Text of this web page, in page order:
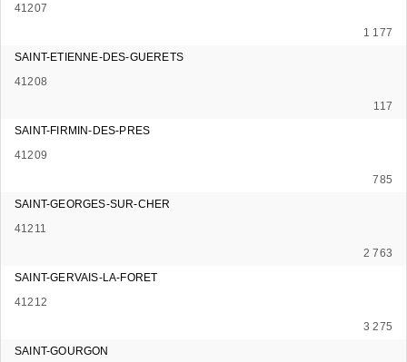
41207
1 177
SAINT-ETIENNE-DES-GUERETS
41208
117
SAINT-FIRMIN-DES-PRES
41209
785
SAINT-GEORGES-SUR-CHER
41211
2 763
SAINT-GERVAIS-LA-FORET
41212
3 275
SAINT-GOURGON